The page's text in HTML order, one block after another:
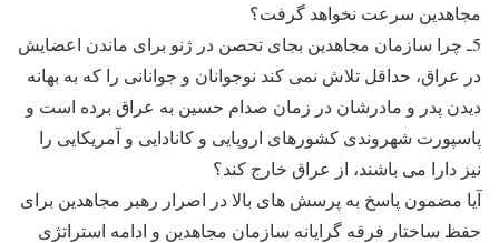
مجاهدین سرعت نخواهد گرفت؟
5ـ چرا سازمان مجاهدین بجای تحصن در ژنو برای ماندن اعضایش
در عراق، حداقل تلاش نمی کند نوجوانان و جوانانی را که به بهانه
دیدن پدر و مادرشان در زمان صدام حسین به عراق برده است و
پاسپورت شهروندی کشورهای اروپایی و کانادایی و آمریکایی را
نیز دارا می باشند، از عراق خارج کند؟
آیا مضمون پاسخ به پرسش های بالا در اصرار رهبر مجاهدین برای
حفظ ساختار فرقه گرایانه سازمان مجاهدین و ادامه استراتژی